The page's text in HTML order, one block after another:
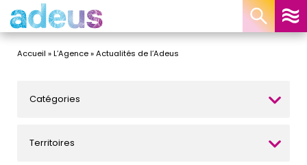
Accueil »L’Agence»Actualités de l’Adeus
Catégories
Territoires
Panneau de gestion des cookies